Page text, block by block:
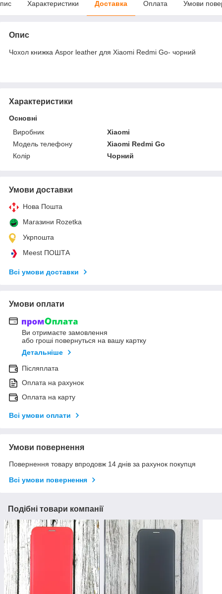
Характеристики Доставка Оплата Умови
Опис
Чохол книжка Aspor leather для Xiaomi Redmi Go- чорний
Характеристики
Основні
Виробник
Xiaomi
Модель телефону
Xiaomi Redmi Go
Колір
Чорний
Умови доставки
Нова Пошта
Магазини Rozetka
Укрпошта
Meest ПОШТА
Всі умови доставки
Умови оплати
Ви отримаєте замовлення
або гроші повернуться на вашу картку
Детальніше
Післяплата
Оплата на рахунок
Оплата на карту
Всі умови оплати
Умови повернення
Повернення товару впродовж 14 днів за рахунок покупця
Всі умови повернення
Подібні товари компанії